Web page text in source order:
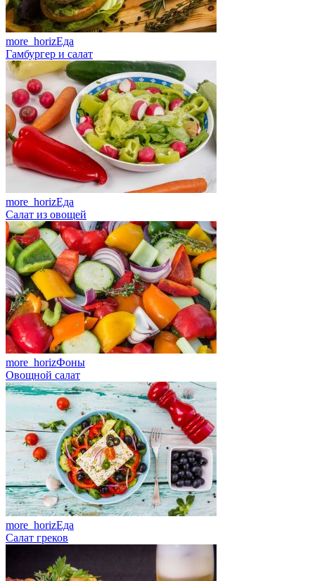
more_horizЕда
Гамбургер и салат
more_horizЕда
Салат из овощей
more_horizФоны
Овощной салат
more_horizЕда
Салат греков